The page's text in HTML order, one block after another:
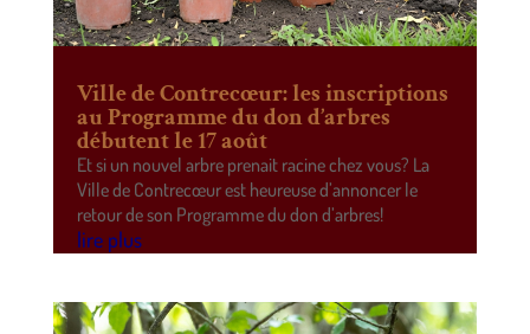
Ville de Contrecœur: les inscriptions
au Programme du don d’arbres
débutent le 17 août
Et si un nouvel arbre prenait racine chez vous? La
Ville de Contrecœur est heureuse d’annoncer le
retour de son Programme du don d’arbres!
lire plus